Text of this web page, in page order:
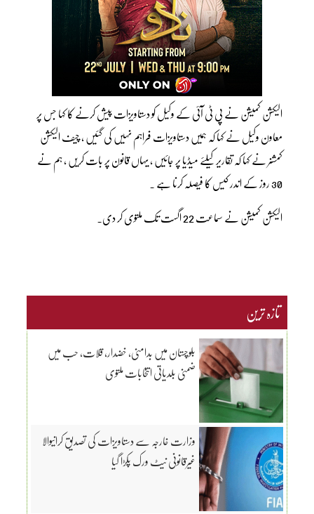
الیکشن کمیشن نے پی ٹی آئی کے وکیل کو دستاویزات پیش کرنے کا کہا جس پر
معاون وکیل نے کہا کہ ہمیں دستاویزات فراہم نہیں کی گئیں ، چیف الیکشن
کمشنر نے کہا کہ تقاریر کیلئے میڈیا پر جائیں ، یہاں قانون پر بات کریں ، ہم نے
30 روز کے اندر کیس کا فیصلہ کرنا ہے ۔
الیکشن کمیشن نے سماعت 22 اگست تک ملتوی کر دی۔
تازہ ترین
بلوچستان میں بدامنی، خضدار، قلات، حب میں
ضمنی بلدیاتی انتخابات ملتوی
وزارت خارجہ سے دستاویزات کی تصدیق کرانیوالا
غیرقانونی نیٹ ورک پکڑا گیا